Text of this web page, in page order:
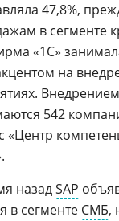
47,8%,
в сегменте
«1С»
на
542
«Центр
назадSAP
в сегменте СМБ,